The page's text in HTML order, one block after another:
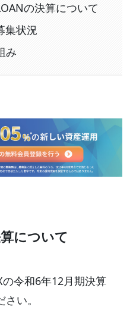
の決算について
集状況
み
について
令和6年12月期決算
い。